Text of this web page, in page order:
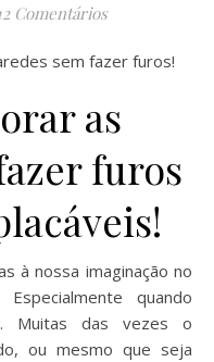
12 Comentários
sem fazer furos!
as
furos
à nossa imaginação no
quando
Muitas das vezes o
ou mesmo que seja